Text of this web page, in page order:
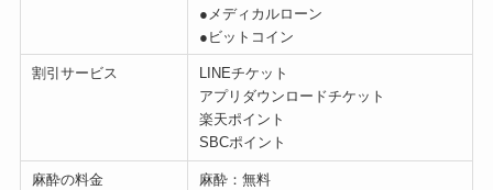
●メディカルローン
●ビットコイン
割引サービス
LINEチケット
アプリダウンロードチケット
楽天ポイント
SBCポイント
麻酔の料金
麻酔：無料